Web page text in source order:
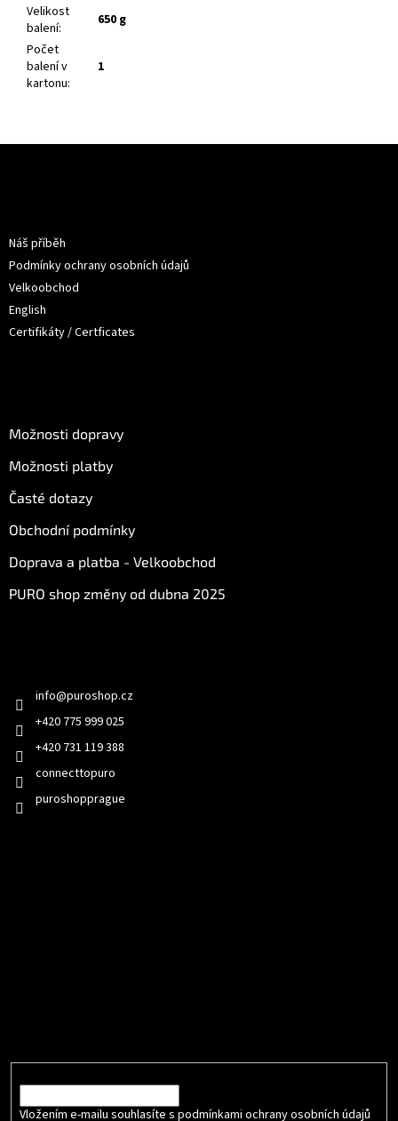
Velikost
balení:
650 g
Počet
balení v
kartonu:
1
Náš příběh
Podmínky ochrany osobních údajů
Velkoobchod
English
Certifikáty / Certficates
Možnosti dopravy
Možnosti platby
Časté dotazy
Obchodní podmínky
Doprava a platba - Velkoobchod
PURO shop změny od dubna 2025
info@puroshop.cz
+420 775 999 025
+420 731 119 388
connecttopuro
puroshopprague
Vložením e-mailu souhlasíte s podmínkami ochrany osobních údajů